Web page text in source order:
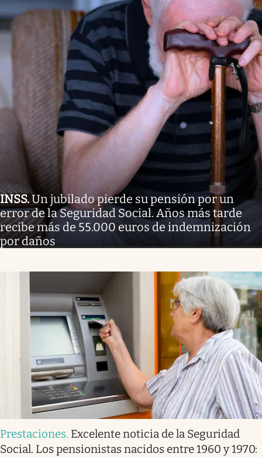
INSS.Un jubilado pierde su pensión por un
error de la Seguridad Social. Años más tarde
recibe más de 55.000 euros de indemnización
por daños
Prestaciones. Excelente noticia de la Seguridad
Social. Los pensionistas nacidos entre 1960 y 1970: